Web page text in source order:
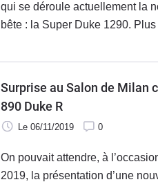
qui se déroule actuellement la
bête : la Super Duke 1290.
autrichien revient encore plus
Surprise au Salon de Milan
890 Duke R
Le 06/11/2019 0
On pouvait attendre, à
2019, la présentation d’une